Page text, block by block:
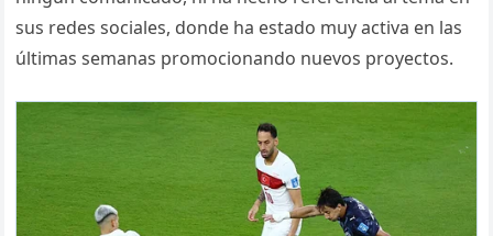
sus redes sociales, donde ha estado muy activa en las
últimas semanas promocionando nuevos proyectos.